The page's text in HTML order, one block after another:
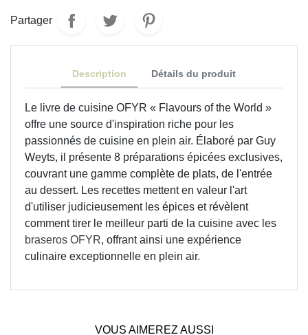
Partager
Description Détails du produit
Le livre de cuisine OFYR « Flavours of the World »
offre une source d'inspiration riche pour les
passionnés de cuisine en plein air. Élaboré par Guy
Weyts, il présente 8 préparations épicées exclusives,
couvrant une gamme complète de plats, de l'entrée
au dessert. Les recettes mettent en valeur l'art
d'utiliser judicieusement les épices et révèlent
comment tirer le meilleur parti de la cuisine avec les
braseros OFYR, offrant ainsi une expérience
culinaire exceptionnelle en plein air.
VOUS AIMEREZ AUSSI